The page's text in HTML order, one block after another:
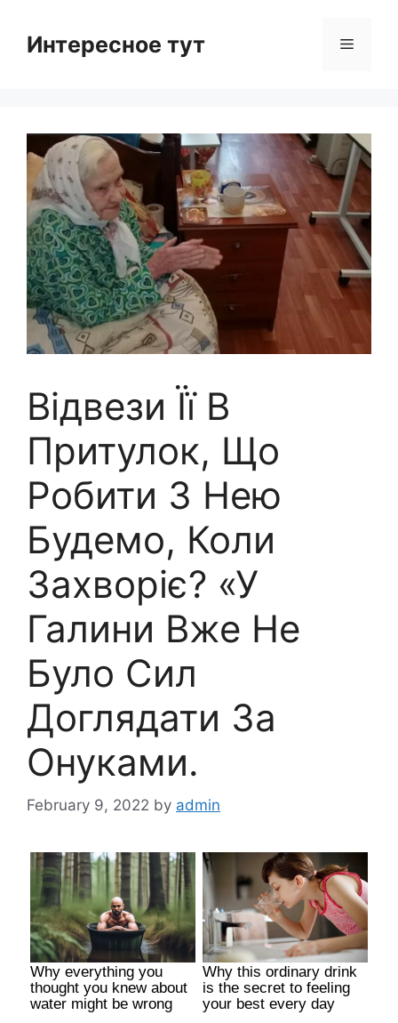
contentИнтересное тут Menu
Відвези Її В
Притулок, Що
Робити З Нею
Будемо, Коли
Захворіє? «У
Галини Вже Не
Було Сил
Доглядати За
Онуками.
February 9, 2022 by admin